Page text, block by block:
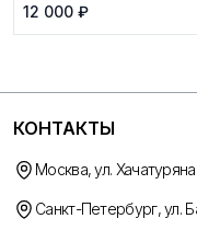
12 000 ₽
КОНТАКТЫ
Москва, ул.
Санкт-Петербург, ул.